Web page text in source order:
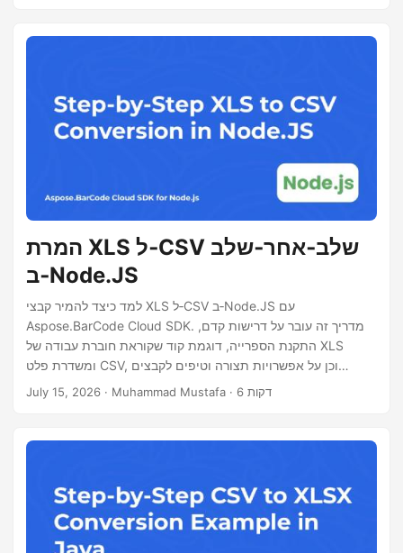
המרת XLS ל‑CSV שלב‑אחר‑שלב
ב‑Node.JS
למד כיצד להמיר קבצי XLS ל‑CSV ב‑Node.JS עם
Aspose.BarCode Cloud SDK. מדריך זה עובר על דרישות קדם,
התקנת הספרייה, דוגמת קוד שקוראת חוברת עבודה של XLS
ומשדרת פלט CSV, וכן על אפשרויות תצורה וטיפים לקבצים
גדולים.
July 15, 2026 · Muhammad Mustafa · 6 דקות